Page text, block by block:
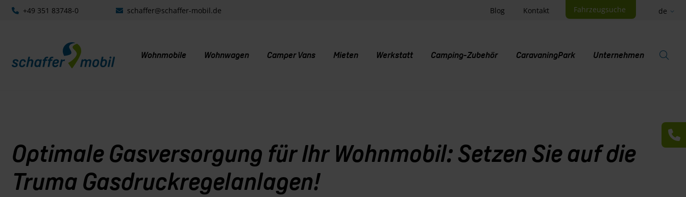
+49 351 83748-0 schaffer@schaffer-mobil.de Blog Kontakt Fahrzeugsuche de
Wohnmobile Wohnwagen Camper Vans Mieten Werkstatt Camping-Zubehör CaravaningPark Unternehmen
Optimale Gasversorgung für Ihr Wohnmobil: Setzen Sie auf die
Truma Gasdruckregelanlagen!